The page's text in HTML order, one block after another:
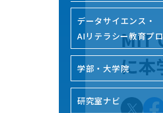
データサイエンス・
AIリテラシー教育プ
学部・大学院
研究室ナビ
MIT
に本